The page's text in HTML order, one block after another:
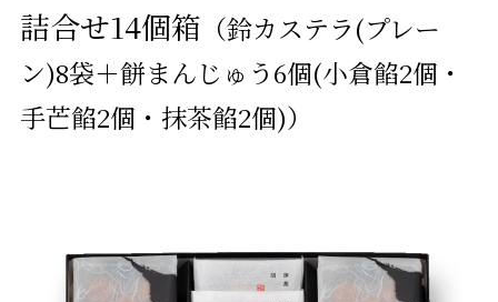
詰合せ14個箱 （鈴カステラ(プレー
ン)8袋＋餅まんじゅう6個(小倉餡2個・
手芒餡2個・抹茶餡2個)）